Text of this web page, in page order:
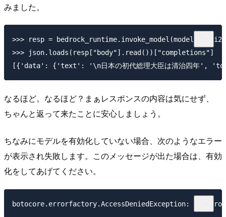
みました。
>>> resp =
>>> json.loads(resp["body"].read())["completions"]
なるほど。なるほど？まぁレスポンスの内容は気にせず、
ちゃんと返って来たことに安心しましょう。
ちなみにモデルを有効化していない場合、次のようなエラー
が表示され失敗します。このメッセージが出た場合は、有効
化をしてあげてください。